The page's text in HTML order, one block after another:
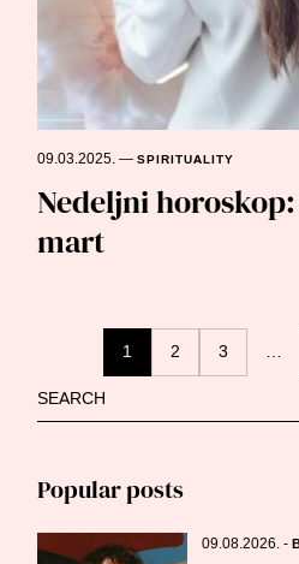
09.03.2025.—SPIRITUALITY
Nedeljni
mart
Posts
navigation
1 2 3 …
Search
for:
Popular posts
09.08.2026.-